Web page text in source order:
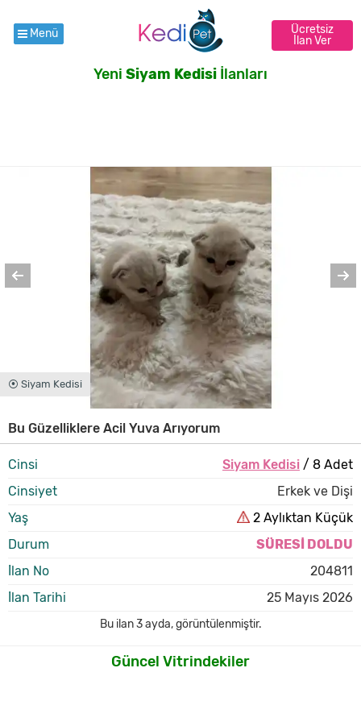
Menü
Ücretsiz
İlan Ver
Yeni Siyam Kedisi İlanları
⦿ Siyam Kedisi
Bu Güzelliklere Acil Yuva Arıyorum
Cinsi Siyam Kedisi/ 8 Adet
Cinsiyet
Erkek ve Dişi
Yaş
2 Aylıktan Küçük
Durum
SÜRESİ DOLDU
İlan No
204811
İlan Tarihi
25 Mayıs 2026
Bu ilan3 ayda,görüntülenmiştir.
Güncel Vitrindekiler